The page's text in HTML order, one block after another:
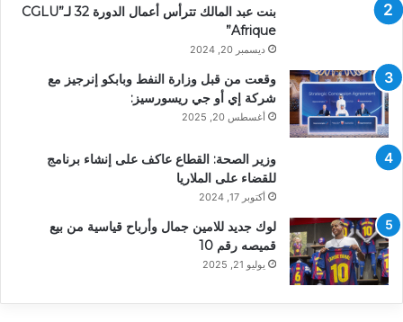
بنت عبد المالك تترأس أعمال الدورة 32 لـ”CGLU
Afrique”
ديسمبر 20, 2024
وقعت من قبل وزارة النفط وبابكو إنرجيز مع
شركة إي أو جي ريسورسيز:
أغسطس 20, 2025
وزير الصحة: القطاع عاكف على إنشاء برنامج
للقضاء على الملاريا
أكتوبر 17, 2024
لوك جديد للامين جمال وأرباح قياسية من بيع
قميصه رقم 10
يوليو 21, 2025